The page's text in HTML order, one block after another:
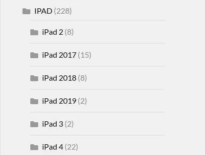
IPAD(228)
iPad 2(8)
iPad 2017(15)
iPad 2018(8)
iPad 2019(2)
iPad 3(2)
iPad 4(22)